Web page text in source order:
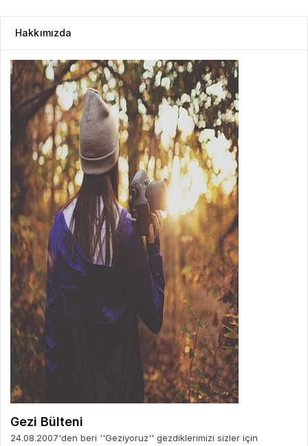
Hakkımızda
Gezi Bülteni
24.08.2007'den beri ''Geziyoruz'' gezdiklerimizi sizler için